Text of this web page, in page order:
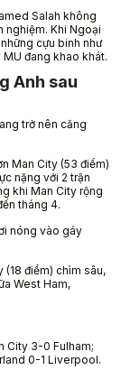
Salah không
nghiệm. Khi Ngoại
cựu binh như
đang khao khát.
Anh sau
trở nên căng
Man City (53 điểm)
nặng với 2 trận
khi Man City rộng
tháng 4.
nóng vào gáy
(18 điểm) chìm sâu,
West Ham,
City 3-0 Fulham;
0-1 Liverpool.